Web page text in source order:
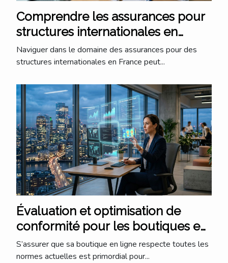
Comprendre les assurances pour
structures internationales en
France ?
Naviguer dans le domaine des assurances pour des
structures internationales en France peut...
Évaluation et optimisation de
conformité pour les boutiques en
ligne
S’assurer que sa boutique en ligne respecte toutes les
normes actuelles est primordial pour...